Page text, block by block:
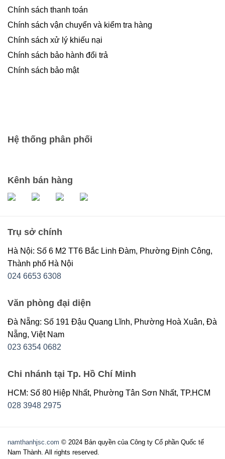
Chính sách thanh toán
Chính sách vận chuyển và kiểm tra hàng
Chính sách xử lý khiếu nại
Chính sách bảo hành đổi trả
Chính sách bảo mật
Hệ thống phân phối
Kênh bán hàng
Trụ sở chính
Hà Nội: Số 6 M2 TT6 Bắc Linh Đàm, Phường Định Công,
Thành phố Hà Nội
024 6653 6308
Văn phòng đại diện
Đà Nẵng: Số 191 Đậu Quang Lĩnh, Phường Hoà Xuân, Đà
Nẵng, Việt Nam
023 6354 0682
Chi nhánh tại Tp. Hồ Chí Minh
HCM: Số 80 Hiệp Nhất, Phường Tân Sơn Nhất, TP.HCM
028 3948 2975
namthanhjsc.com © 2024 Bản quyền của Công ty Cổ phần Quốc tế
Nam Thành. All rights reserved.